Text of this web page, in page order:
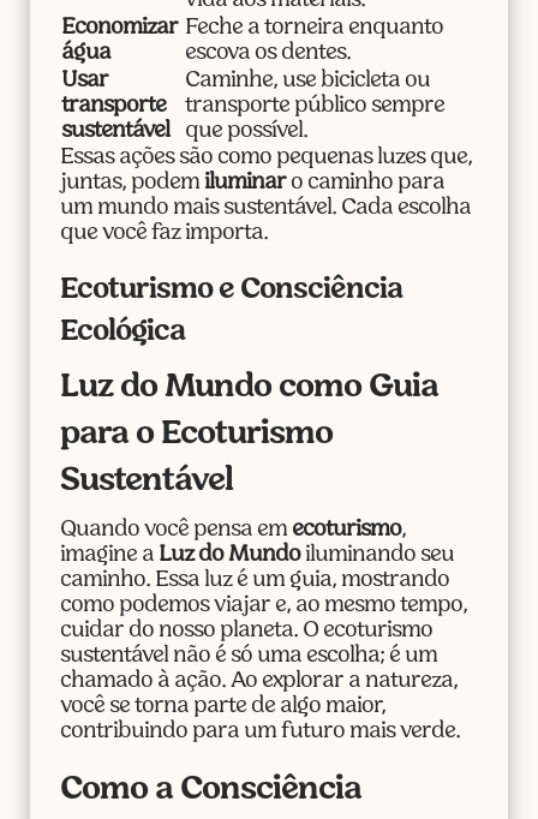
Economizar
água
Feche a torneira enquanto
escova os dentes.
Usar
transporte
sustentável
Caminhe, use bicicleta ou
transporte público sempre
que possível.
Essas ações são como pequenas luzes que,
juntas, podem iluminaro caminho para
um mundo mais sustentável. Cada escolha
que você faz importa.
Ecoturismo e Consciência
Ecológica
Luz do Mundo como Guia
para o Ecoturismo
Sustentável
Quando você pensa em ecoturismo,
imagine a Luz do Mundoiluminando seu
caminho. Essa luz é um guia, mostrando
como podemos viajar e, ao mesmo tempo,
cuidar do nosso planeta. O ecoturismo
sustentável não é só uma escolha; é um
chamado à ação. Ao explorar a natureza,
você se torna parte de algo maior,
contribuindo para um futuro mais verde.
Como a Consciência